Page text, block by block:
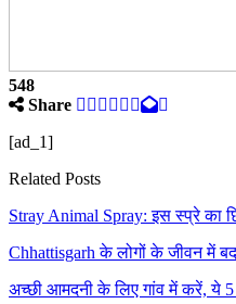
548
Share
[ad_1]
Related Posts
Stray Animal Spray: इस स्प्रे
Chhattisgarh के लोगों के जीवन में
अच्छी आमदनी के लिए गांव में करें, ये